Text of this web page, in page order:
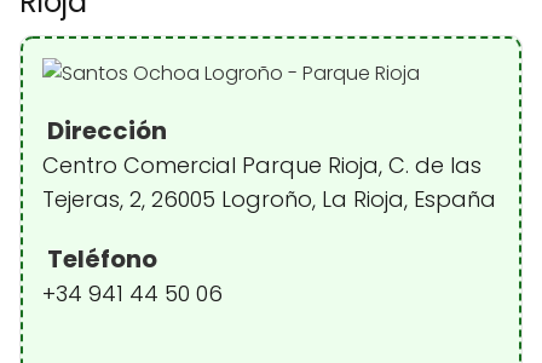
Dirección
Centro Comercial Parque Rioja, C. de las
Tejeras, 2, 26005 Logroño, La Rioja, España
Teléfono
+34 941 44 50 06